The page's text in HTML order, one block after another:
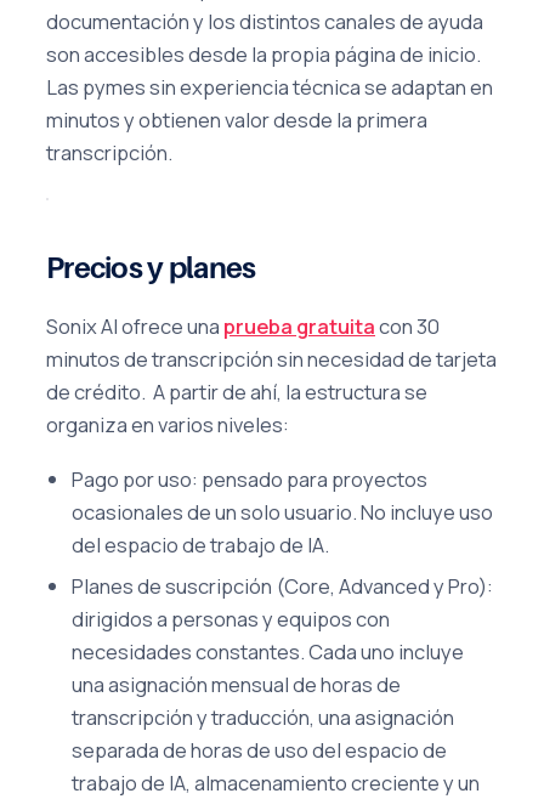
documentación y los distintos canales de ayuda
son accesibles desde la propia página de inicio.
Las pymes sin experiencia técnica se adaptan en
minutos y obtienen valor desde la primera
transcripción.
Precios y planes
Sonix AI ofrece una prueba gratuitacon 30
minutos de transcripción sin necesidad de tarjeta
de crédito. A partir de ahí, la estructura se
organiza en varios niveles:
Pago por uso: pensado para proyectos
ocasionales de un solo usuario. No incluye uso
del espacio de trabajo de IA.
Planes de suscripción (Core, Advanced y Pro):
dirigidos a personas y equipos con
necesidades constantes. Cada uno incluye
una asignación mensual de horas de
transcripción y traducción, una asignación
separada de horas de uso del espacio de
trabajo de IA, almacenamiento creciente y un